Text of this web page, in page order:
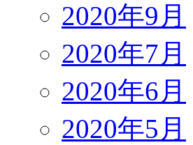
2020年9月
2020年7月
2020年6月
2020年5月